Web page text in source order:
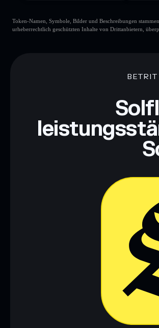
Token-Namen, Symbole, Bilder und Beschreibungen
urheberrechtlich geschützten Inhalte von Drittanbietern,